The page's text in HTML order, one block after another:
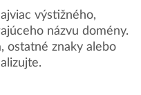
výstižného,
názvu domény.
ostatné znaky alebo